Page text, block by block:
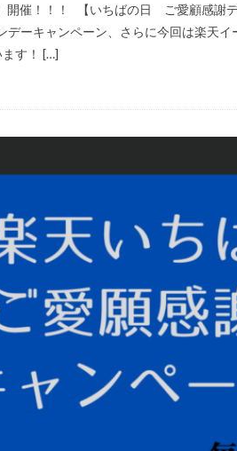
開催！！！ 【いちばの日 ご愛顧感謝
デーキャンペーン、さらに今回は楽天
す！ […]